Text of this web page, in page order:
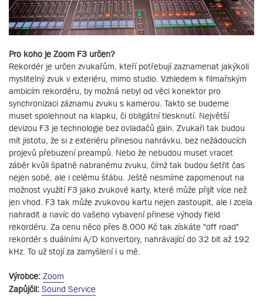
Pro koho je Zoom F3 určen?
Rekordér je určen zvukařům, kteří potřebují zaznamenat jakýkoli
myslitelný zvuk v exteriéru, mimo studio. Vzhledem k filmařským
ambicím rekordéru, by možná nebyl od věci konektor pro
synchronizaci záznamu zvuku s kamerou. Takto se budeme
muset spolehnout na klapku, či obligátní tlesknutí. Největší
devizou F3 je technologie bez ovladačů gain. Zvukaři tak budou
mít jistotu, že si z exteriéru přinesou nahrávku, bez nežádoucích
projevů přebuzení preampů. Nebo že nebudou muset vracet
záběr kvůli špatně nabranému zvuku, čímž tak budou šetřit čas
nejen sobě, ale i celému štábu. Ještě nesmíme zapomenout na
možnost využití F3 jako zvukové karty, které může přijít více než
jen vhod. F3 tak může zvukovou kartu nejen zastoupit, ale i zcela
nahradit a navíc do vašeho vybavení přinese výhody field
rekordéru. Za cenu něco přes 8.000 Kč tak získáte "off road"
rekordér s duálními A/D konvertory, nahrávající do 32 bit až 192
kHz. To už stojí za zamyšlení i u mě.
Výrobce: Zoom
Zapůjčil: Sound Service